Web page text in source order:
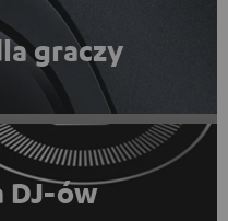
graczy
DJ-ów